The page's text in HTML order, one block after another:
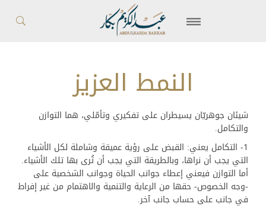
النمط العزيز
شيئان جوهريّان يسيطران على تفكيري وتأمّلي، هما التوازن
والتكامل.
1- التكامل يعني: القبض على رؤية عميقة وشاملة لكل الأشياء
التي يجب أن نراها، وبالطريقة التي يجب أن تُرى بها تلك الأشياء.
أما التوازن فيعني إعطاء جوانب الحياة وجوانب الشخصية على
-وجه الخصوص- حقها من الرعاية والتنمية والاهتمام من غير إفراط
في جانب على حساب جانب آخر.